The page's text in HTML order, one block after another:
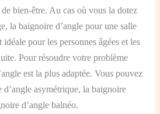
bien-être. Au cas où vous la dotez
la baignoire d’angle pour une salle
idéale pour les personnes âgées et les
Pour résoudre votre problème
est la plus adaptée. Vous pouvez
asymétrique, la baignoire
d’angle balnéo.